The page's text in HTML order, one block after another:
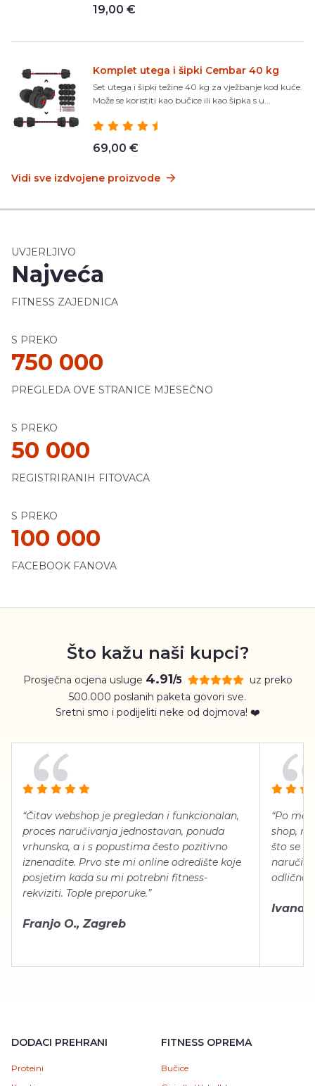
19,00 €
Komplet utega i šipki Cembar 40 kg
Set utega i šipki težine 40 kg za vježbanje kod kuće.
Može se koristiti kao bučice ili kao šipka s u...
69,00 €
Vidi sve izdvojene proizvode
UVJERLJIVO
Najveća
FITNESS ZAJEDNICA
S PREKO
750 000
PREGLEDA OVE STRANICE MJESEČNO
S PREKO
50 000
REGISTRIRANIH FITOVACA
S PREKO
100 000
FACEBOOK FANOVA
Što kažu naši kupci?
Prosječna ocjena usluge 4.91/5
uz preko
500.000 poslanih paketa govori sve.
Sretni smo i podijeliti neke od dojmova! ❤️
“Čitav webshop je pregledan i funkcionalan,
proces naručivanja jednostavan, ponuda
vrhunska, a i s popustima često pozitivno
iznenadite. Prvo ste mi online odredište koje
posjetim kada su mi potrebni fitness-
rekviziti. Tople preporuke.”
Franjo O., Zagreb
“Po
shop,
što se
naručiti,
odlično
Ivana
DODACI PREHRANI
Proteini
FITNESS OPREMA
Bučice